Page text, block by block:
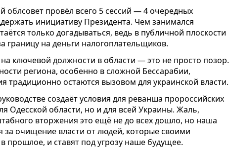
облсовет провёл всего 5 сессий — 4 очередных
инициативу Президента. Чем занимался
только догадываться, ведь в публичной плоскости
границу на деньги налогоплательщиков.
ключевой должности в области — это не просто позор.
региона, особенно в сложной Бессарабии,
традиционно остаются вызовом для украинской власти.
создаёт условия для реванша пророссийских
Одесской области, но и для всей Украины. Жаль,
вторжения это ещё не до всех дошло, но наша
очищение власти от людей, которые своими
прошлое, и ставят под угрозу наше будущее.